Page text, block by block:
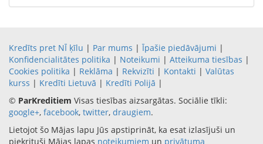
Kredīts pret NĪ ķīlu | Par mums | Īpašie piedāvājumi |
Konfidencialitātes politika | Noteikumi | Atteikuma tiesības |
Cookies politika | Reklāma | Rekvizīti | Kontakti | Valūtas
kurss | Kredīti Lietuvā | Kredīti Polijā |
© ParKreditiem Visas tiesības aizsargātas. Sociālie tīkli:
google+, facebook, twitter, draugiem.
Lietojot šo Mājas lapu Jūs apstiprināt, ka esat izlasījuši un
piekrituši Mājas lapas noteikumiem un privātuma